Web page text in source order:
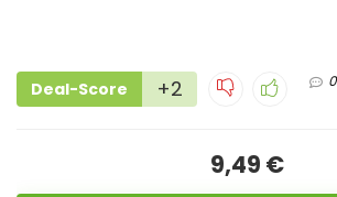
Deal-Score +2 0
9,49 €